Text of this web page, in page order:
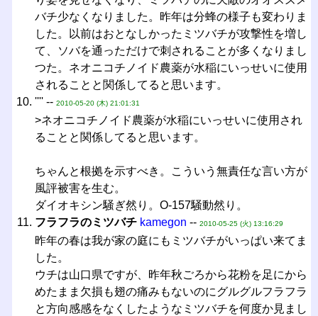
バチ少なくなりました。昨年は分蜂の様子も変わりま
した。以前はおとなしかったミツバチが攻撃性を増し
て、ソバを通っただけで刺されることが多くなりまし
つた。ネオニコチノイド農薬が水稲にいっせいに使用
されることと関係してると思います。
'''' -- 2010-05-20 (木) 21:01:31
>ネオニコチノイド農薬が水稲にいっせいに使用され
ることと関係してると思います。
ちゃんと根拠を示すべき。こういう無責任な言い方が
風評被害を生む。
ダイオキシン騒ぎ然り。O-157騒動然り。
フラフラのミツバチ kamegon -- 2010-05-25 (火) 13:16:29
昨年の春は我が家の庭にもミツバチがいっぱい来てま
した。
ウチは山口県ですが、昨年秋ごろから花粉を足にから
めたまま欠損も翅の痛みもないのにグルグルフラフラ
と方向感感をなくしたようなミツバチを何度か見まし